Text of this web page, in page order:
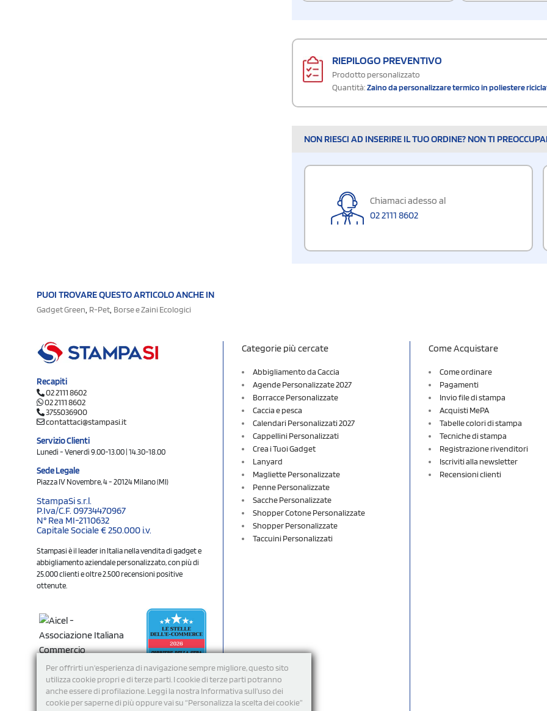
Per offrirti un'esperienza di navigazione sempre migliore, questo sito
utilizza cookie propri e di terze parti. I cookie di terze parti potranno
anche essere di profilazione. Leggi la nostra Informativa sull’uso dei
cookie per saperne di più oppure vai su “Personalizza la scelta dei cookie”
RIEPILOGO PREVENTIVO
Prodotto personalizzato
Quantità:Zaino da personalizzare termico in poliestere
NON RIESCI AD INSERIRE IL TUO ORDINE? NON TI
Chiamaci adesso al
02 2111 8602
PUOI TROVARE QUESTO ARTICOLO ANCHE IN
Gadget Green R-Pet Borse e Zaini Ecologici
Recapiti
02 2111 8602
02 2111 8602
3755036900
contattaci@stampasi.it
Servizio Clienti
Lunedì - Venerdì 9.00-13.00 | 14.30-18.00
Sede Legale
Piazza IV Novembre, 4 - 20124 Milano (MI)
StampaSi s.r.l.
P.Iva/C.F. 09734470967
N° Rea MI-2110632
Capitale Sociale € 250.000 i.v.
Stampasi è il leader in Italia nella vendita di gadget e
abbigliamento aziendale personalizzato, con più di
25.000 clienti e oltre 2.500 recensioni positive
ottenute.
Categorie più cercate
Abbigliamento da Caccia
Agende Personalizzate 2027
Borracce Personalizzate
Caccia e pesca
Calendari Personalizzati 2027
Cappellini Personalizzati
Crea i Tuoi Gadget
Lanyard
Magliette Personalizzate
Penne Personalizzate
Sacche Personalizzate
Shopper Cotone Personalizzate
Shopper Personalizzate
Taccuini Personalizzati
Come Acquistare
Come ordinare
Pagamenti
Invio file di stampa
Acquisti MePA
Tabelle colori di stampa
Tecniche di stampa
Registrazione rivenditori
Iscriviti alla newsletter
Recensioni clienti